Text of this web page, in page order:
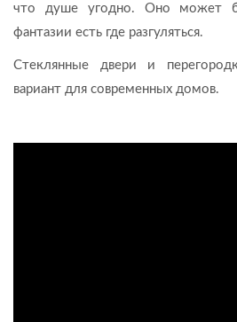
что душе угодно. Оно может
фантазии есть где разгуляться.
Стеклянные двери и
вариант для современных домов.